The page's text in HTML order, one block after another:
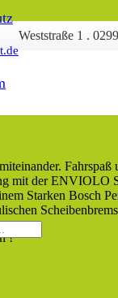
Weststraße 1 .
mit der ENVIOLO
Starken Bosch
!